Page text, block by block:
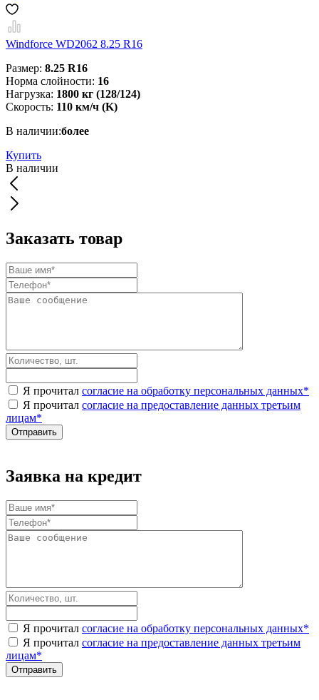
Windforce WD2062 8.25 R16
Размер: 8.25 R16
Норма слойности: 16
Нагрузка: 1800 кг (128/124)
Скорость: 110 км/ч (K)
В наличии:более
Купить
В наличии
Заказать товар
Я прочитал согласие на обработку персональных данных*
Я прочитал согласие на предоставление данных третьим
лицам*
Заявка на кредит
Я прочитал согласие на обработку персональных данных*
Я прочитал согласие на предоставление данных третьим
лицам*